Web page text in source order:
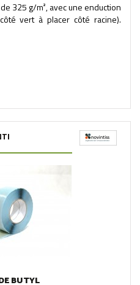
325 g/m², avec une enduction
vert à placer côté racine).
BUTYL